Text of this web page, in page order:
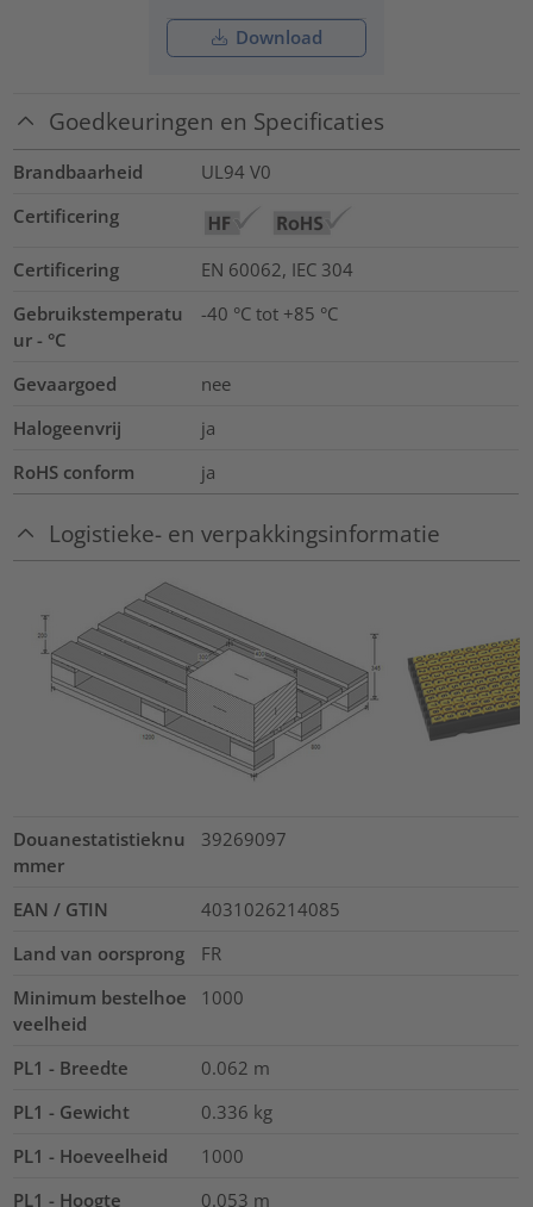
Download
Goedkeuringen en Specificaties
Brandbaarheid
UL94 V0
Certificering
Certificering
EN 60062, IEC 304
Gebruikstemperatu
ur - °C
-40 °C tot +85 °C
Gevaargoed
nee
Halogeenvrij
ja
RoHS conform
ja
Logistieke- en verpakkingsinformatie
Douanestatistieknu
mmer
39269097
EAN / GTIN
4031026214085
Land van oorsprong
FR
Minimum bestelhoe
veelheid
1000
PL1 - Breedte 0.062 m
PL1 - Gewicht
0.336 kg
PL1 - Hoeveelheid
1000
PL1 - Hoogte
0.053 m